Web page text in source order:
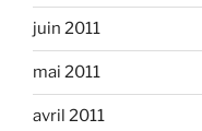
juin 2011
mai 2011
avril 2011